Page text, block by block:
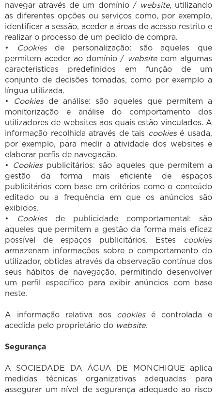
navegar através de um domínio / website, utilizando
as diferentes opções ou serviços como, por exemplo,
identificar a sessão, aceder a áreas de acesso restrito e
realizar o processo de um pedido de compra.
•
Cookies de personalização: são aqueles que
permitem aceder ao domínio / website com algumas
características predefinidos em função de um
conjunto de decisões tomadas, como por exemplo a
língua utilizada.
•
Cookies de análise: são aqueles que permitem a
monitorização e análise do comportamento dos
utilizadores de websites aos quais estão vinculados. A
informação recolhida através de tais cookies é usada,
por exemplo, para medir a atividade dos websites e
elaborar perfis de navegação.
• Cookies publicitários: são aqueles que permitem a
gestão da forma mais eficiente de espaços
publicitários com base em critérios como o conteúdo
editado ou a frequência em que os anúncios são
exibidos.
•
Cookiesde publicidade comportamental: são
aqueles que permitem a gestão da forma mais eficaz
possível de espaços publicitários. Estes cookies
armazenam informações sobre o comportamento do
utilizador, obtidas através da observação contínua dos
seus hábitos de navegação, permitindo desenvolver
um perfil específico para exibir anúncios com base
neste.
A informação relativa aos cookies é controlada e
acedida pelo proprietário do website.
Segurança
A SOCIEDADE DA ÁGUA DE MONCHIQUE aplica
medidas técnicas organizativas adequadas para
assegurar um nível de segurança adequado ao risco